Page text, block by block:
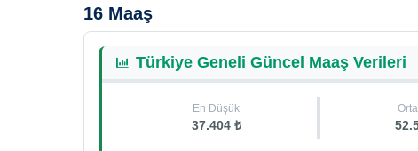
16 Maaş
Türkiye Geneli Güncel Maaş Verileri
En Düşük
37.404 ₺